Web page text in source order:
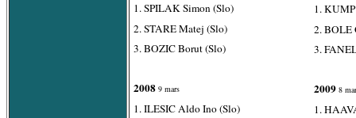
1. SPILAK Simon (Slo)
2. STARE Matej (Slo)
3. BOZIC Borut (Slo)
2008 9 mars
1. ILESIC Aldo Ino (Slo)
1.
2. BOLE
3.
2009 8
1.